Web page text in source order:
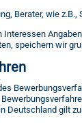
Berater, wie
speichern wir
Deutschland gilt